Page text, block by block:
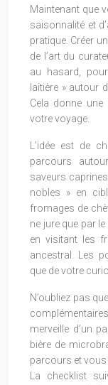
Maintenant que
saisonnalité et
pratique. Créer
de l’art du
au hasard,
laitière » autour
Cela donne
votre voyage.
L’idée est de
parcours
saveurs
nobles » en
fromages de
ne jure que par
en visitant les
ancestral. Les
que de votre
N’oubliez pas
merveille d’un
bière de
parcours et vous
La checklist